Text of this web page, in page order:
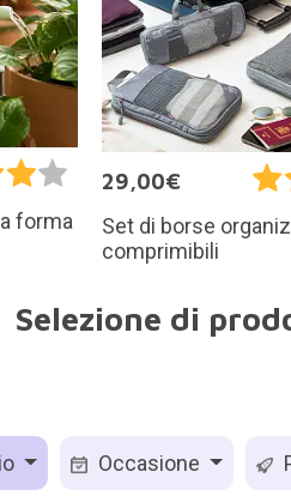
forma
29,00€
Set di borse
comprimibili
Selezione di
Occasione